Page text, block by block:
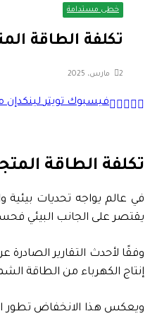
خطى مستدامة
تكلفة الطاقة
2 مارس، 2025
فيسبوك تويتر لينكدإن
تكلفة الطاقة
في عالم يواجه تحديات
يقتصر على الجانب البيئي
إنتاج الكهرباء من الطاقة الشمسية والرياح تستمر
ويعكس هذا الانخفاض تطور